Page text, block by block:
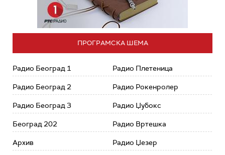
ПРОГРАМСКА ШЕМА
Радио Београд 1
Радио Београд 2
Радио Београд 3
Београд 202
Архив
Радио Плетеница
Радио Рокенролер
Радио Џубокс
Радио Вртешка
Радио Џезер